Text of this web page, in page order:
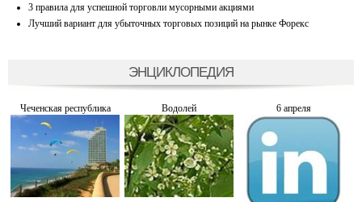
3 правила для успешной торговли мусорными акциями
Лучший вариант для убыточных торговых позиций на рынке Форекс
ЭНЦИКЛОПЕДИЯ
Чеченская республика Водолей 6 апреля